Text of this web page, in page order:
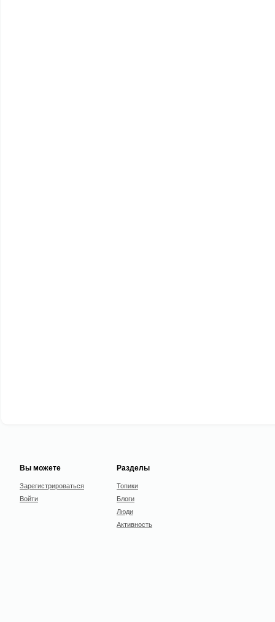
Вы можете
Зарегистрироваться
Войти
Разделы
Топики
Блоги
Люди
Активность